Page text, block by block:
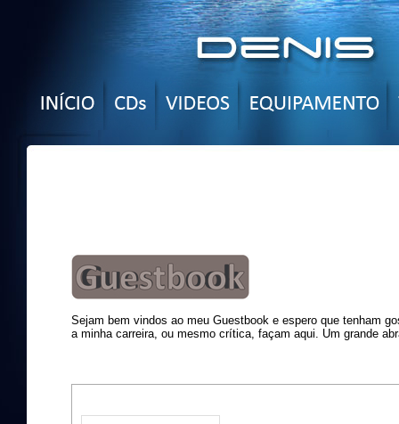
Sejam bem vindos ao meu Guestbook e espero que tenham
a minha carreira, ou mesmo crítica, façam aqui. Um grande